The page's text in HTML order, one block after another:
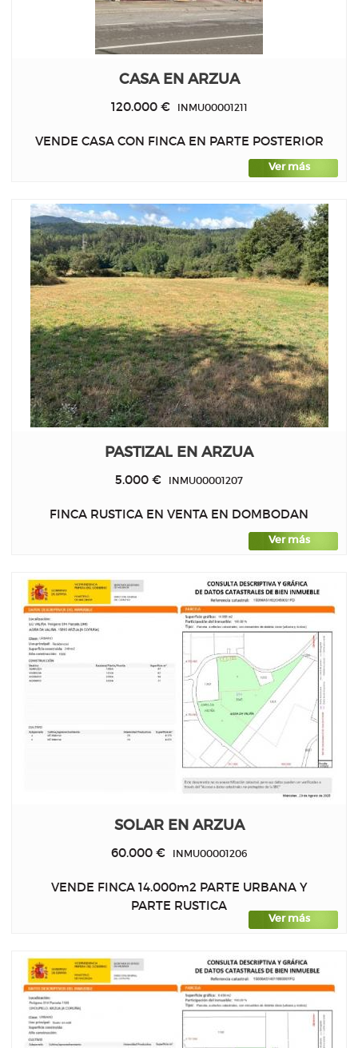
CASA EN ARZUA
120.000 €INMU00001211
VENDE CASA CON FINCA EN PARTE POSTERIOR
Ver más
PASTIZAL EN ARZUA
5.000 € INMU00001207
FINCA RUSTICA EN VENTA EN DOMBODAN
Ver más
SOLAR EN ARZUA
60.000 € INMU00001206
VENDE FINCA 14.000m2 PARTE URBANA Y
PARTE RUSTICA
Ver más